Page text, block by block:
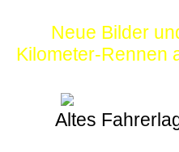
Neue Bilder
Kilometer-Rennen
Altes